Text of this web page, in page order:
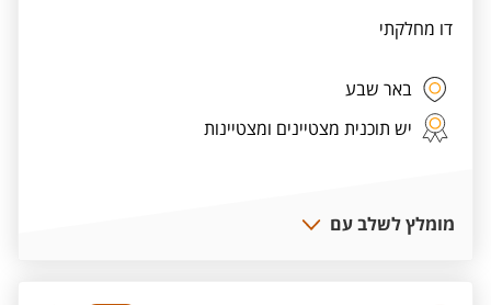
דו מחלקתי
באר שבע
יש תוכנית מצטיינים ומצטיינות
מומלץ לשלב עם